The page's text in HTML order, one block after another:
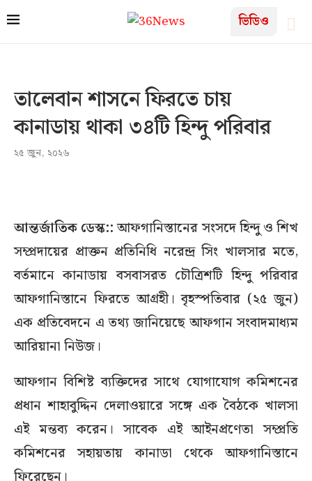
ভিডিও
তালেবান শাসনে ফিরতে চায়
কানাডায় থাকা ৩৪টি হিন্দু পরিবার
২৫ জুন, ২০২৬
আন্তর্জাতিক ডেস্ক::আফগানিস্তানের সংসদে হিন্দু ও শিখ
সম্প্রদায়ের প্রাক্তন প্রতিনিধি নরেন্দ্র সিং খালসার মতে,
বর্তমানে কানাডায় বসবাসরত চৌত্রিশটি হিন্দু পরিবার
আফগানিস্তানে ফিরতে আগ্রহী। বৃহস্পতিবার (২৫ জুন)
এক প্রতিবেদনে এ তথ্য জানিয়েছে আফগান সংবাদমাধ্যম
আরিয়ানা নিউজ।
আফগান বিশিষ্ট ব্যক্তিদের সাথে যোগাযোগ কমিশনের
প্রধান শাহাবুদ্দিন দেলাওয়ারে সঙ্গে এক বৈঠকে খালসা
এই মন্তব্য করেন। সাবেক এই আইনপ্রণেতা সম্প্রতি
কমিশনের সহায়তায় কানাডা থেকে আফগানিস্তানে